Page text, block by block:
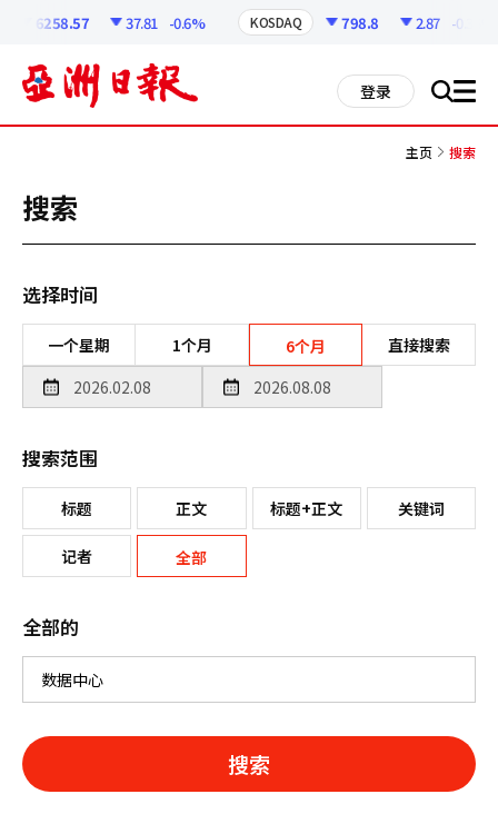
6258.57 37.81 -0.6% KOSDAQ 798.8 2.87 -0.36%
登录 搜 all
主页 搜索
搜索
选择时间
一个星期 1个月 6个月 直接搜索
搜索范围
标题 正文 标题+正文 关键词
记者 全部
全部的
搜索